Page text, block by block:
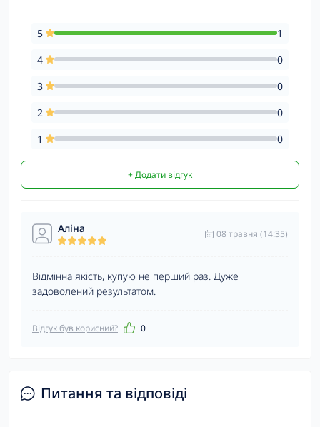
5
1
4
0
3
0
2
0
1
0
+ Додати відгук
Аліна 08 травня (14:35)
Відмінна якість, купую не перший раз. Дуже
задоволений результатом.
Відгук був корисний? 0
Питання та відповіді